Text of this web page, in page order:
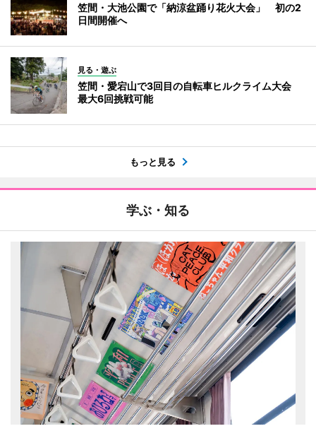
笠間・大池公園で「納涼盆踊り花火大会」 初の2
日間開催へ
見る・遊ぶ
笠間・愛宕山で3回目の自転車ヒルクライム大会
最大6回挑戦可能
もっと見る
学ぶ・知る